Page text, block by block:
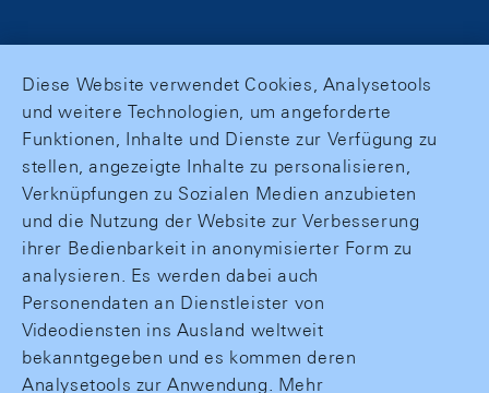
Diese Website verwendet Cookies, Analysetools
und weitere Technologien, um angeforderte
Funktionen, Inhalte und Dienste zur Verfügung zu
stellen, angezeigte Inhalte zu personalisieren,
Verknüpfungen zu Sozialen Medien anzubieten
und die Nutzung der Website zur Verbesserung
ihrer Bedienbarkeit in anonymisierter Form zu
analysieren. Es werden dabei auch
Personendaten an Dienstleister von
Videodiensten ins Ausland weltweit
bekanntgegeben und es kommen deren
Analysetools zur Anwendung. Mehr